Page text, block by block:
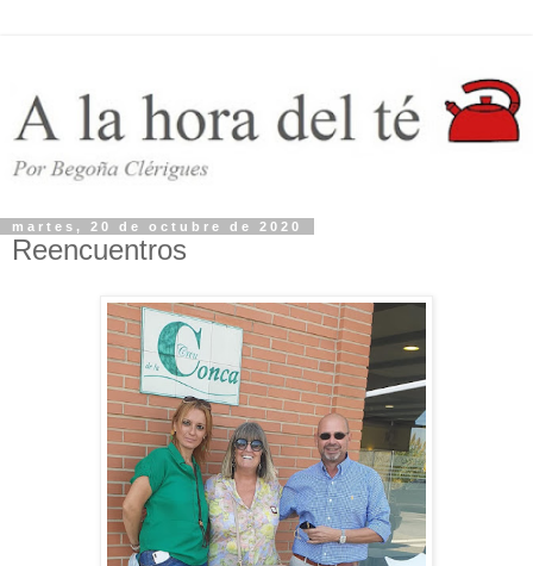
martes, 20 de octubre de 2020
Reencuentros